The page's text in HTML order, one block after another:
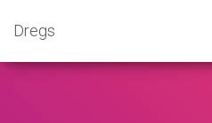
Dregs